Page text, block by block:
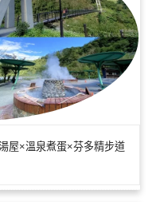
屋×溫泉煮蛋×芬多精步道